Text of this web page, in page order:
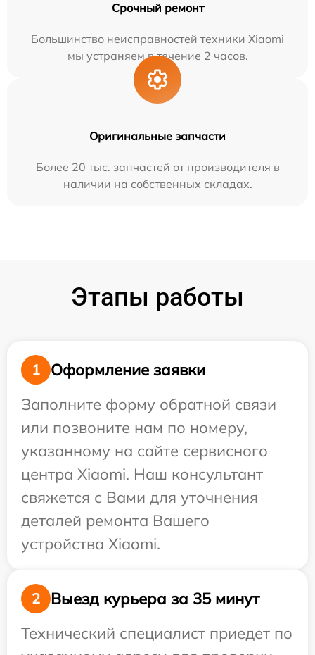
Срочный ремонт
Большинство неисправностей техники Xiaomi
мы устраняем в течение 2 часов.
Оригинальные запчасти
Более 20 тыс. запчастей от производителя в
наличии на собственных складах.
Этапы работы
1
Оформление заявки
Заполните форму обратной связи
или позвоните нам по номеру,
указанному на сайте сервисного
центра Xiaomi. Наш консультант
свяжется с Вами для уточнения
деталей ремонта Вашего
устройства Xiaomi.
2
Выезд курьера за 35 минут
Технический специалист приедет по